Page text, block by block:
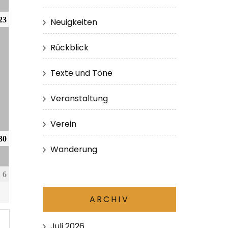
6
Neuigkeiten
Rückblick
Texte und Töne
Veranstaltung
Verein
Wanderung
ARCHIV